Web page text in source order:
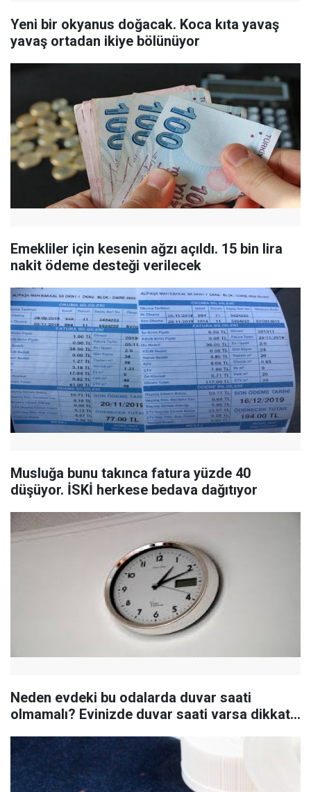
Yeni bir okyanus doğacak. Koca kıta yavaş
yavaş ortadan ikiye bölünüyor
Emekliler için kesenin ağzı açıldı. 15 bin lira
nakit ödeme desteği verilecek
Musluğa bunu takınca fatura yüzde 40
düşüyor. İSKİ herkese bedava dağıtıyor
Neden evdeki bu odalarda duvar saati
olmamalı? Evinizde duvar saati varsa dikkat...